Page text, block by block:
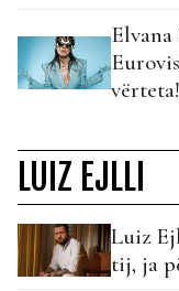
vërteta!
LUIZ EJLLI
Luiz
tij, ja